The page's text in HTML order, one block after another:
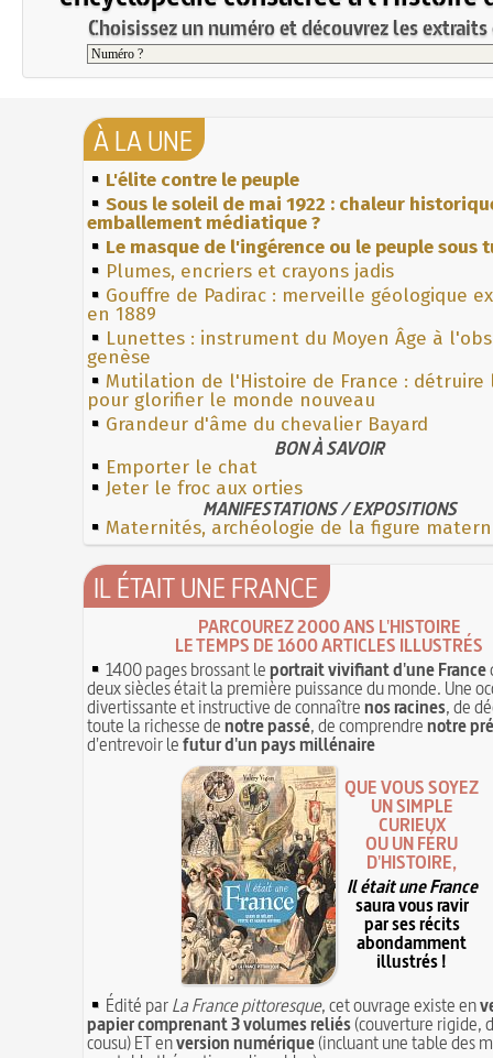
Choisissez un numéro et découvrez les
À LA UNE
L'élite contre le peuple
Sous le soleil de mai 1922 : chaleur
emballement médiatique ?
Le masque de l'ingérence ou le peuple sous
Plumes, encriers et crayons jadis
Gouffre de Padirac : merveille géologique
en 1889
Lunettes : instrument du Moyen Âge à
genèse
Mutilation de l'Histoire de France : détruire
pour glorifier le monde nouveau
Grandeur d'âme du chevalier Bayard
BON À SAVOIR
Emporter le chat
Jeter le froc aux orties
MANIFESTATIONS / EXPOSITIONS
Maternités, archéologie de la figure
IL ÉTAIT UNE FRANCE
PARCOUREZ 2000 ANS L'HISTOIRE
LE TEMPS DE 1600 ARTICLES ILLUSTRÉS
1400 pages brossant leportrait vivifiant d'une France
deux siècles était la première puissance du monde. Une
divertissante et instructive de connaîtrenos racines, de
toute la richesse denotre passé, de comprendrenotre
d'entrevoir lefutur d'un pays millénaire
QUE VOUS SOYEZ
UN SIMPLE
CURIEUX
OU UN FÉRU
D'HISTOIRE,
Il était une France
saura vous ravir
par ses récits
abondamment
illustrés !
Édité parLa France pittoresque, cet ouvrage existe en
papier comprenant 3 volumes reliés(couverture rigide,
cousu) ET enversion numérique(incluant une table des